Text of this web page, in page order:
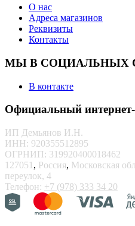
О нас
Адреса магазинов
Реквизиты
Контакты
МЫ В СОЦИАЛЬНЫХ
В контакте
Официальный
ИП Демьянов И.Н.
ИНН: 920355512895
ОГРНИП: 319920400018462
127051 , Россия, Московская
переулок, 4
Телефон: +7 (978) 333 34 20